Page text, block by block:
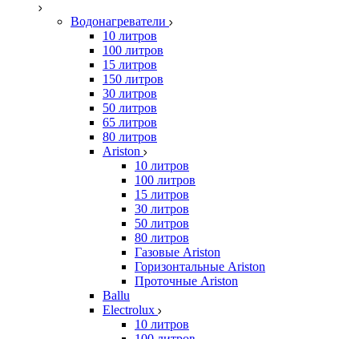
Водонагреватели
10 литров
100 литров
15 литров
150 литров
30 литров
50 литров
65 литров
80 литров
Ariston
10 литров
100 литров
15 литров
30 литров
50 литров
80 литров
Газовые Ariston
Горизонтальные Ariston
Проточные Ariston
Ballu
Electrolux
10 литров